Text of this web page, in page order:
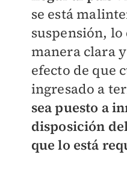
se está
suspensión, lo
manera clara
efecto de que
ingresado a
sea puesto a
disposición
que lo está